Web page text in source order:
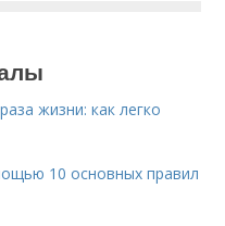
жизни: как легко
10 основных правил